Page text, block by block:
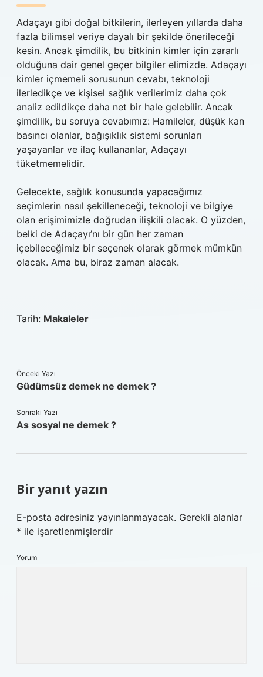
Adaçayı gibi doğal bitkilerin, ilerleyen yıllarda daha
fazla bilimsel veriye dayalı bir şekilde önerileceği
kesin. Ancak şimdilik, bu bitkinin kimler için zararlı
olduğuna dair genel geçer bilgiler elimizde. Adaçayı
kimler içmemeli sorusunun cevabı, teknoloji
ilerledikçe ve kişisel sağlık verilerimiz daha çok
analiz edildikçe daha net bir hale gelebilir. Ancak
şimdilik, bu soruya cevabımız: Hamileler, düşük kan
basıncı olanlar, bağışıklık sistemi sorunları
yaşayanlar ve ilaç kullananlar, Adaçayı
tüketmemelidir.
Gelecekte, sağlık konusunda yapacağımız
seçimlerin nasıl şekilleneceği, teknoloji ve bilgiye
olan erişimimizle doğrudan ilişkili olacak. O yüzden,
belki de Adaçayı’nı bir gün her zaman
içebileceğimiz bir seçenek olarak görmek mümkün
olacak. Ama bu, biraz zaman alacak.
Tarih: Makaleler
Önceki Yazı
Güdümsüz demek ne demek ?
Sonraki Yazı
As sosyal ne demek ?
Bir yanıt yazın
E-posta adresiniz yayınlanmayacak. Gerekli alanlar
* ile işaretlenmişlerdir
Yorum